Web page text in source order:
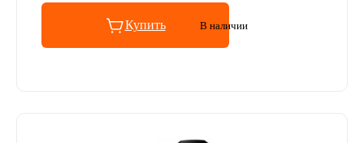
Купить В наличии